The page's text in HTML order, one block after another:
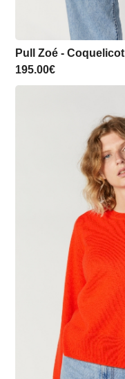
Pull Zoé - Coquelicot
195.00€